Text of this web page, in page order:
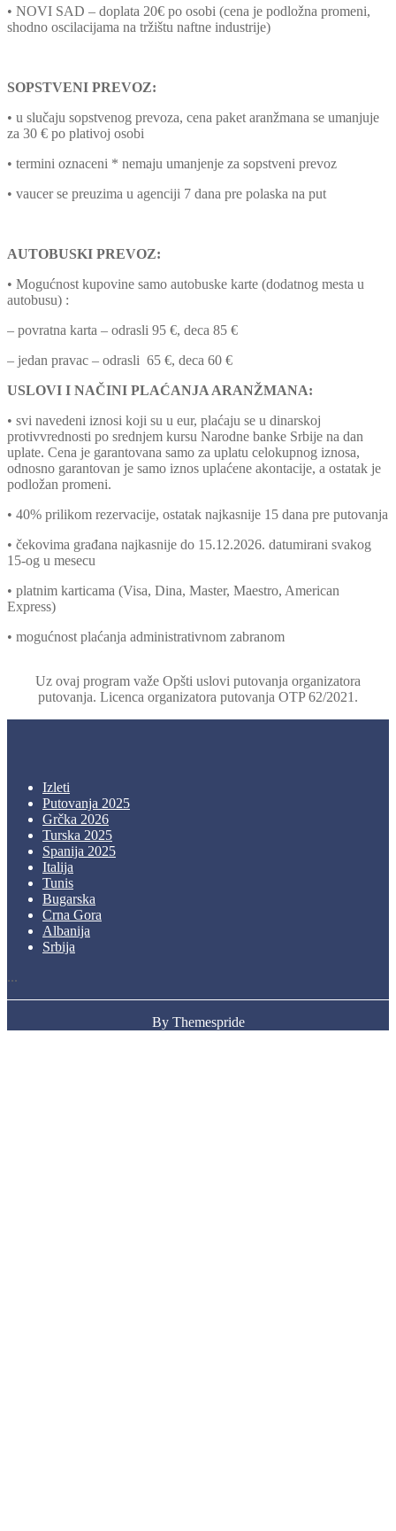
• NOVI SAD – doplata 20€ po osobi (cena je podložna promeni,
shodno oscilacijama na tržištu naftne industrije)
SOPSTVENI PREVOZ:
• u slučaju sopstvenog prevoza, cena paket aranžmana se umanjuje
za 30 € po plativoj osobi
• termini oznaceni * nemaju umanjenje za sopstveni prevoz
• vaucer se preuzima u agenciji 7 dana pre polaska na put
AUTOBUSKI PREVOZ:
• Mogućnost kupovine samo autobuske karte (dodatnog mesta u
autobusu) :
– povratna karta – odrasli 95 €, deca 85 €
– jedan pravac – odrasli 65 €, deca 60 €
USLOVI I NAČINI PLAĆANJA ARANŽMANA:
• svi navedeni iznosi koji su u eur, plaćaju se u dinarskoj
protivvrednosti po srednjem kursu Narodne banke Srbije na dan
uplate. Cena je garantovana samo za uplatu celokupnog iznosa,
odnosno garantovan je samo iznos uplaćene akontacije, a ostatak je
podložan promeni.
• 40% prilikom rezervacije, ostatak najkasnije 15 dana pre putovanja
• čekovima građana najkasnije do 15.12.2026. datumirani svakog
15-og u mesecu
• platnim karticama (Visa, Dina, Master, Maestro, American
Express)
• mogućnost plaćanja administrativnom zabranom
Uz ovaj program važe Opšti uslovi putovanja organizatora
putovanja. Licenca organizatora putovanja OTP 62/2021.
Izleti
Putovanja 2025
Grčka 2026
Turska 2025
Spanija 2025
Italija
Tunis
Bugarska
Crna Gora
Albanija
Srbija
...
By Themespride